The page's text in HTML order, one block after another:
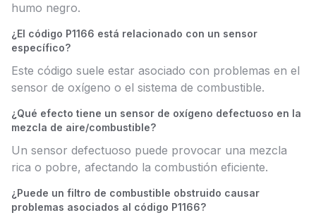
humo negro.
¿El código P1166 está relacionado con un sensor
específico?
Este código suele estar asociado con problemas en el
sensor de oxígeno o el sistema de combustible.
¿Qué efecto tiene un sensor de oxígeno defectuoso en la
mezcla de aire/combustible?
Un sensor defectuoso puede provocar una mezcla
rica o pobre, afectando la combustión eficiente.
¿Puede un filtro de combustible obstruido causar
problemas asociados al código P1166?